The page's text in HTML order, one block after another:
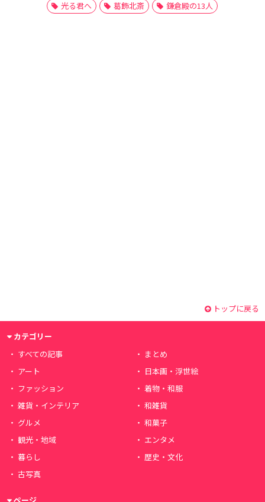
光る君へ
葛飾北斎 鎌倉殿の13人
トップに戻る
カテゴリー
すべての記事
まとめ
アート
日本画・浮世絵
ファッション
着物・和服
雑貨・インテリア
和雑貨
グルメ
和菓子
観光・地域
エンタメ
暮らし
歴史・文化
古写真